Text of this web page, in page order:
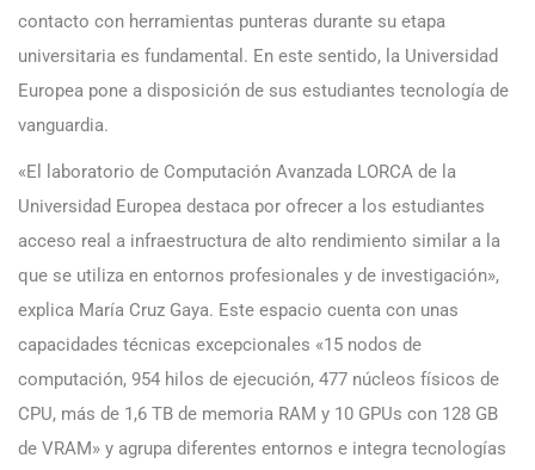
contacto con herramientas punteras durante su etapa
universitaria es fundamental. En este sentido, la Universidad
Europea pone a disposición de sus estudiantes tecnología de
vanguardia.
«El laboratorio de Computación Avanzada LORCA de la
Universidad Europea destaca por ofrecer a los estudiantes
acceso real a infraestructura de alto rendimiento similar a la
que se utiliza en entornos profesionales y de investigación»,
explica María Cruz Gaya. Este espacio cuenta con unas
capacidades técnicas excepcionales «15 nodos de
computación, 954 hilos de ejecución, 477 núcleos físicos de
CPU, más de 1,6 TB de memoria RAM y 10 GPUs con 128 GB
de VRAM» y agrupa diferentes entornos e integra tecnologías